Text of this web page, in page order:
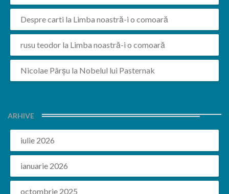
Despre carti la Limba noastră-i o comoară
rusu teodor la Limba noastră-i o comoară
Nicolae Pârșu la Nobelul lui Pasternak
ARHIVE
iulie 2026
ianuarie 2026
octombrie 2025